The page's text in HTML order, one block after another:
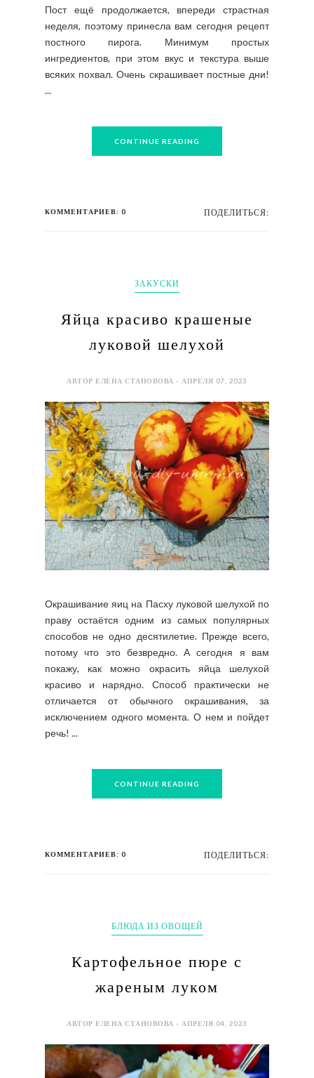
Пост ещё продолжается, впереди страстная
неделя, поэтому принесла вам сегодня рецепт
постного пирога. Минимум простых
ингредиентов, при этом вкус и текстура выше
всяких похвал. Очень скрашивает постные дни!
...
CONTINUE READING
КОММЕНТАРИЕВ: 0 ПОДЕЛИТЬСЯ:
ЗАКУСКИ
Яйца красиво крашеные
луковой шелухой
АВТОР ЕЛЕНА СТАНОВОВА - АПРЕЛЯ 07, 2023
Окрашивание яиц на Пасху луковой шелухой по
праву остаётся одним из самых популярных
способов не одно десятилетие. Прежде всего,
потому что это безвредно. А сегодня я вам
покажу, как можно окрасить яйца шелухой
красиво и нарядно. Способ практически не
отличается от обычного окрашивания, за
исключением одного момента. О нем и пойдет
речь! ...
CONTINUE READING
КОММЕНТАРИЕВ: 0 ПОДЕЛИТЬСЯ:
БЛЮДА ИЗ ОВОЩЕЙ
Картофельное пюре с
жареным луком
АВТОР ЕЛЕНА СТАНОВОВА - АПРЕЛЯ 04, 2023